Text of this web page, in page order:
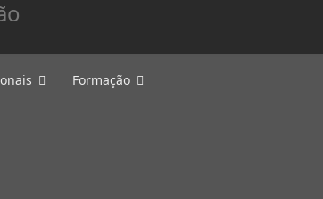
Formação